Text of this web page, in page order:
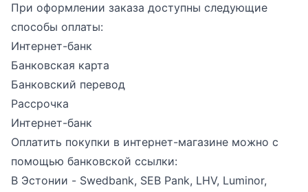
При оформлении заказа доступны следующие
способы оплаты:
Интернет-банк
Банковская карта
Банковский перевод
Рассрочка
Интернет-банк
Оплатить покупки в интернет-магазине можно с
помощью банковской ссылки:
В Эстонии - Swedbank, SEB Pank, LHV, Luminor,